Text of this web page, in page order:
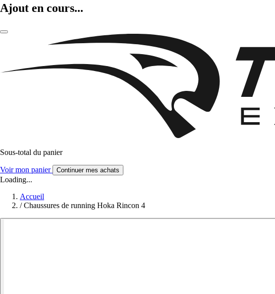
Ajout en cours...
Sous-total du panier
Voir mon panier Continuer mes achats
Loading...
Accueil
/ Chaussures de running Hoka Rincon 4